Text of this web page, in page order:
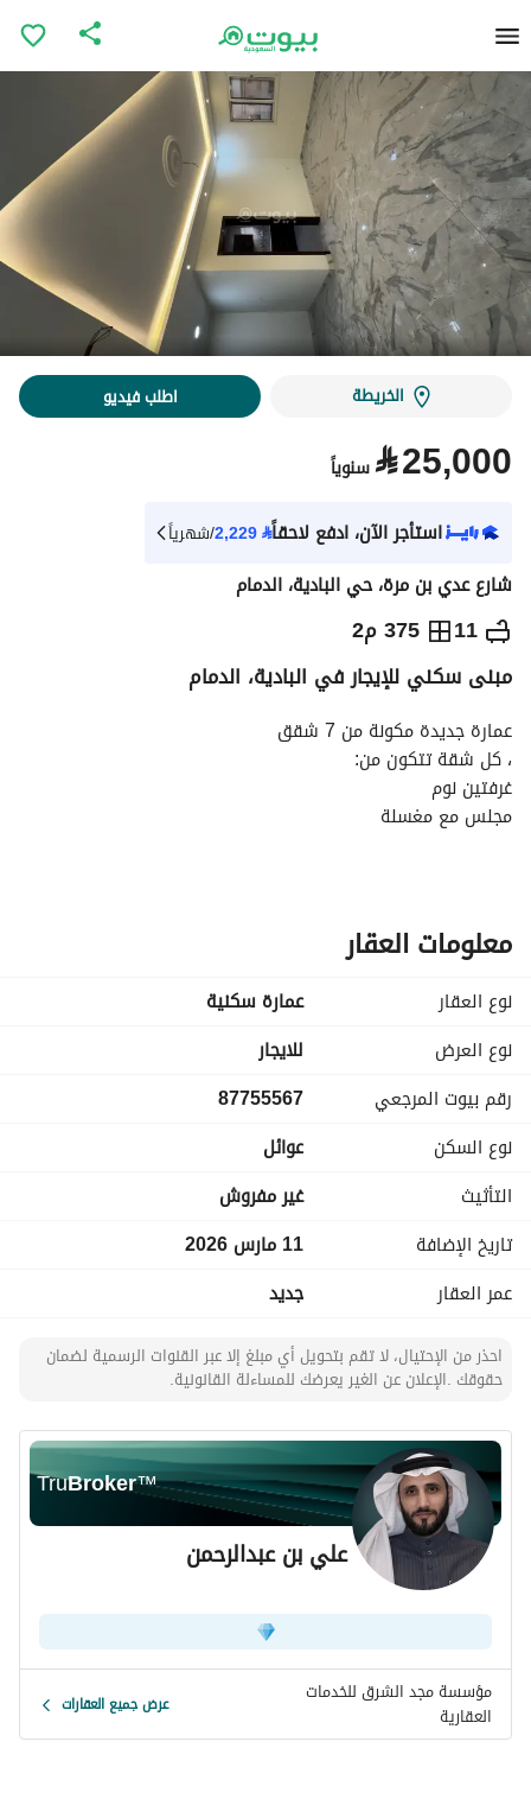
الخريطة اطلب فيديو
⃁25,000 سنوياً
استأجر الآن، ادفع لاحقاً⃁
2,229/شهرياً
شارع عدي بن مرة، حي البادية، الدمام
11 375 م2 ⃁
25,000سنوياً
الإعلان الاماكن القريبة
مبنى سكني للإيجار في البادية، الدمام
عمارة جديدة مكونة من 7 شقق
، كل شقة تتكون من:
غرفتين نوم
مجلس مع مغسلة
مصعد
مواقف سيارات
موقع مميز
:
العمارة تقع أمام
مسجد ومدرسة
، وخلف
، وعلى
شارع عام
، وبالقرب من
مركز العثيم التجاري
معلومات العقار
نوع العقار
عمارة سكنية
نوع العرض
للايجار
رقم بيوت المرجعي
87755567
نوع السكن
عوائل
التأثيث
غير مفروش
تاريخ الإضافة
11 مارس 2026
عمر العقار
جديد
احذر من الإحتيال، لا تقم بتحويل أي مبلغ إلا عبر القنوات الرسمية لضمان
حقوقك .الإعلان عن الغير يعرضك للمساءلة القانونية.
TruBroker™
علي بن عبدالرحمن
مؤسسة مجد الشرق للخدمات
العقارية عرض جميع العقارات